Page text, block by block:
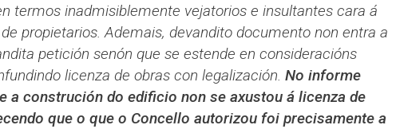
termos inadmisiblemente vejatorios e insultantes cara á
propietarios. Ademais, devandito documento non entra a
petición senón que se estende en consideracións
licenza de obras con legalización. No informe
a construción do edificio non se axustou á licenza de
que o que o Concello autorizou foi precisamente a